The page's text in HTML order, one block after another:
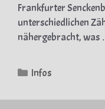
Frankfurter
unterschiedlichen
nähergebracht, was
Kategorien
Infos